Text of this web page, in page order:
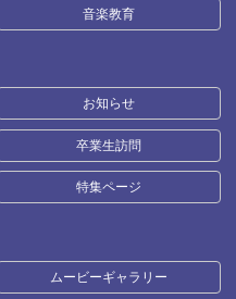
音楽教育
お知らせ
卒業生訪問
特集ページ
ムービーギャラリー